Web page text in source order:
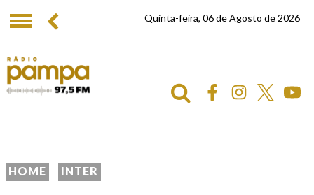
Quinta-feira, 06 de Agosto de 2026
HOME INTER